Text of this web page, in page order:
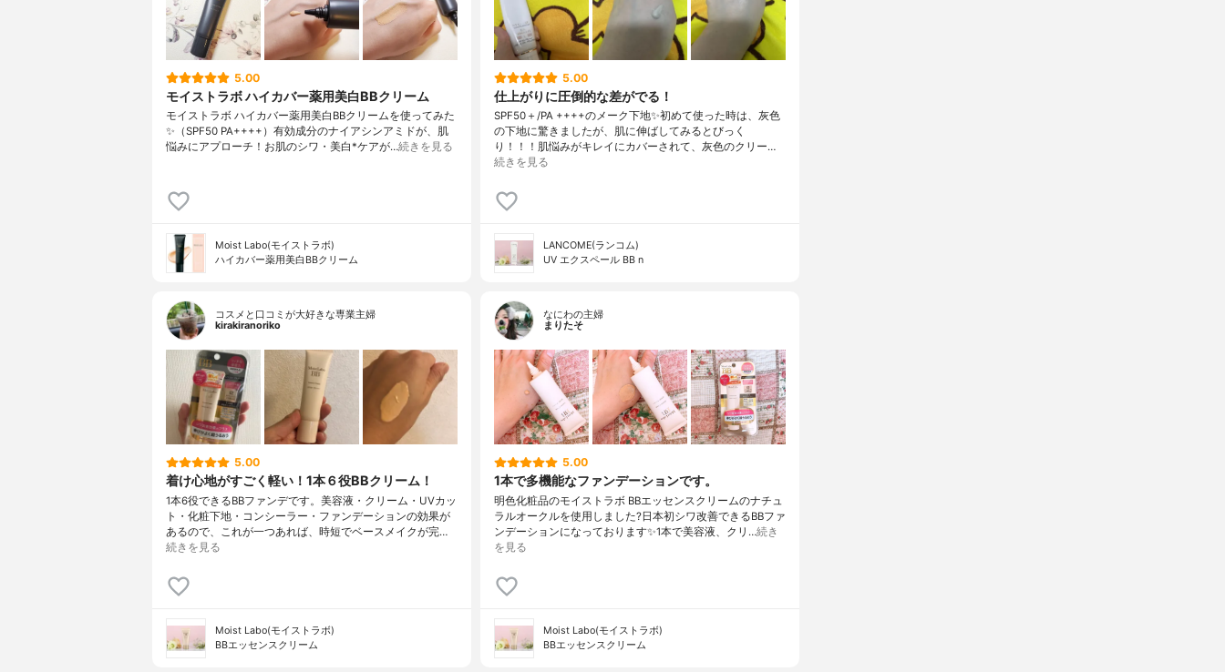
5.00
モイストラボ ハイカバー薬用美白BBクリーム
モイストラボ ハイカバー薬用美白BBクリームを使ってみた
✨（SPF50 PA++++）有効成分のナイアシンアミドが、肌
悩みにアプローチ！お肌のシワ・美白*ケアが…続きを見る
Moist Labo(モイストラボ)
ハイカバー薬用美白BBクリーム
5.00
仕上がりに圧倒的な差がでる！
SPF50＋/PA ++++のメーク下地✨初めて使った時は、灰色
の下地に驚きましたが、肌に伸ばしてみるとびっく
り！！！肌悩みがキレイにカバーされて、灰色のクリー…
続きを見る
LANCOME(ランコム)
UV エクスペール BB n
コスメと口コミが大好きな専業主婦
kirakiranoriko
5.00
着け心地がすごく軽い！1本６役BBクリーム！
1本6役できるBBファンデです。美容液・クリーム・UVカッ
ト・化粧下地・コンシーラー・ファンデーションの効果が
あるので、これが一つあれば、時短でベースメイクが完…
続きを見る
Moist Labo(モイストラボ)
BBエッセンスクリーム
なにわの主婦
まりたそ
5.00
1本で多機能なファンデーションです。
明色化粧品のモイストラボ BBエッセンスクリームのナチュ
ラルオークルを使用しました?日本初シワ改善できるBBファ
ンデーションになっております✨1本で美容液、クリ…続き
を見る
Moist Labo(モイストラボ)
BBエッセンスクリーム